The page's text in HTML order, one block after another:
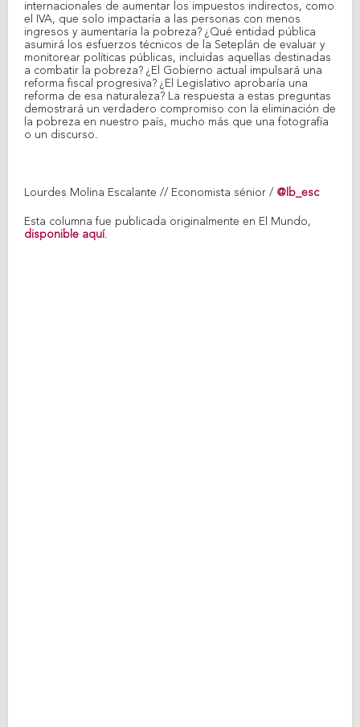
internacionales de aumentar los impuestos indirectos, como
el IVA, que solo impactaría a las personas con menos
ingresos y aumentaría la pobreza? ¿Qué entidad pública
asumirá los esfuerzos técnicos de la Seteplán de evaluar y
monitorear políticas públicas, incluidas aquellas destinadas
a combatir la pobreza? ¿El Gobierno actual impulsará una
reforma fiscal progresiva? ¿El Legislativo aprobaría una
reforma de esa naturaleza? La respuesta a estas preguntas
demostrará un verdadero compromiso con la eliminación de
la pobreza en nuestro país, mucho más que una fotografía
o un discurso.
Lourdes Molina Escalante // Economista sénior / @lb_esc
Esta columna fue publicada originalmente en El Mundo,
disponible aquí.